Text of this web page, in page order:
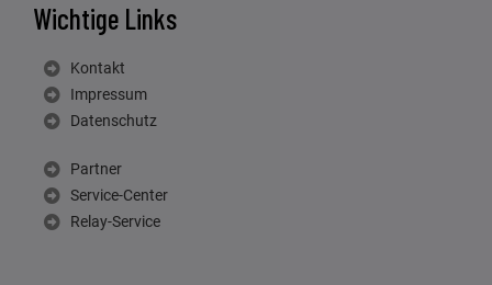
Wichtige Links
Kontakt
Impressum
Datenschutz
Partner
Service-Center
Relay-Service